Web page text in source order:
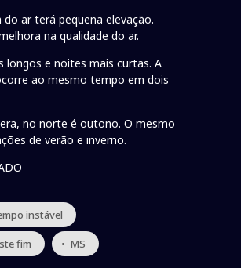
ar terá pequena elevação.
na qualidade do ar.
longos e noites mais curtas. A
ao mesmo tempo em dois
no norte é outono. O mesmo
de verão e inverno.
instável
fim • MS